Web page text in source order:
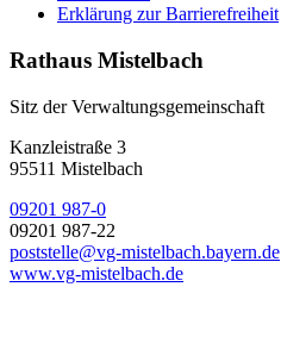
Erklärung zur Barrierefreiheit
Rathaus Mistelbach
Sitz der Verwaltungsgemeinschaft
Kanzleistraße 3
95511 Mistelbach
09201 987-0
09201 987-22
poststelle@vg-mistelbach.bayern.de
www.vg-mistelbach.de